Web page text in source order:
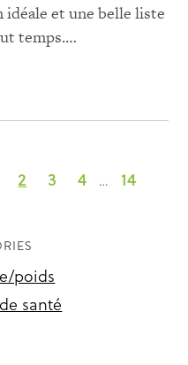
idéale et une belle liste
temps.…
2 3 4 …
14
poids
santé